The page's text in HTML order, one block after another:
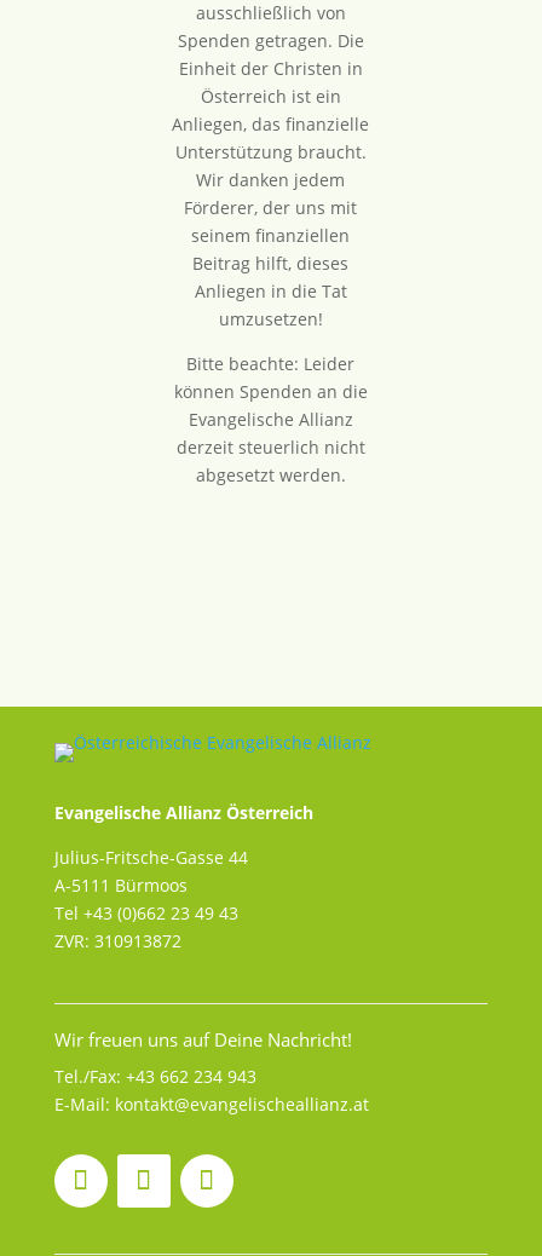
ausschließlich von
Spenden getragen. Die
Einheit der Christen in
Österreich ist ein
Anliegen, das finanzielle
Unterstützung braucht.
Wir danken jedem
Förderer, der uns mit
seinem finanziellen
Beitrag hilft, dieses
Anliegen in die Tat
umzusetzen!
Bitte beachte: Leider
können Spenden an die
Evangelische Allianz
derzeit steuerlich nicht
abgesetzt werden.
Evangelische Allianz Österreich
Julius-Fritsche-Gasse 44
A-5111 Bürmoos
Tel +43 (0)662 23 49 43
ZVR: 310913872
Wir freuen uns auf Deine Nachricht!
Tel./Fax: +43 662 234 943
E-Mail: kontakt@evangelischeallianz.at